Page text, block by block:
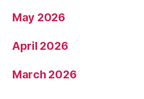
May 2026
April 2026
March 2026